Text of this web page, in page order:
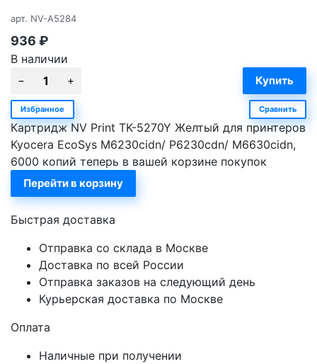
арт. NV-A5284
936 ₽
В наличии
Избранное Сравнить
Картридж NV Print TK-5270Y Желтый для принтеров
Kyocera EcoSys M6230cidn/ P6230cdn/ M6630cidn,
6000 копий теперь в вашей корзине покупок
Перейти в корзину
Быстрая доставка
Отправка со склада в Москве
Доставка по всей России
Отправка заказов на следующий день
Курьерская доставка по Москве
Оплата
Наличные при получении